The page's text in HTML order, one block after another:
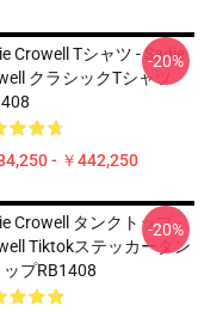
Crowell Tシャツ - Sadie
クラシックTシャツ
- ￥442,250
-20%
Crowell タンクトップ -
Tiktokステッカータン
ップRB1408
-20%